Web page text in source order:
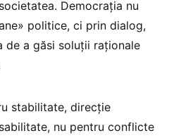
Democrația nu
politice, ci prin dialog,
de a găsi soluții raționale
stabilitate, direcție
nu pentru conflicte